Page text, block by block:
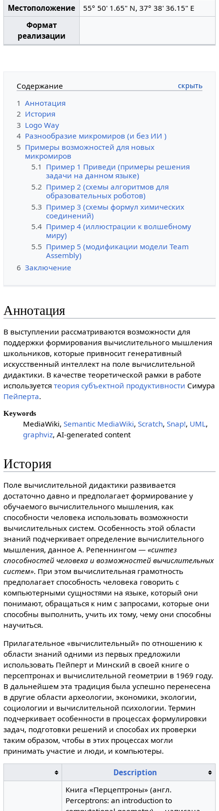
Местоположение
55° 50' 1.65" N, 37° 38' 36.15" E
Формат
реализации
Содержание
1 Аннотация
2 История
3 Logo Way
4 Разнообразие микромиров (и без ИИ )
5 Примеры возможностей для новых
микромиров
5.1 Пример 1 Приведи (примеры решения
задачи на данном языке)
5.2 Пример 2 (схемы алгоритмов для
образовательных роботов)
5.3 Пример 3 (схемы формул химических
соединений)
5.4 Пример 4 (иллюстрации к волшебному
миру)
5.5 Пример 5 (модификации модели Team
Assembly)
6 Заключение
Аннотация
В выступлении рассматриваются возможности для
поддержки формирования вычислительного мышления
школьников, которые привносит генеративный
искусственный интеллект на поле вычислительной
дидактики. В качестве теоретической рамки в работе
используется теория субъектной продуктивности Симура
Пейперта.
Keywords
MediaWiki, Semantic MediaWiki, Scratch, Snap!, UML,
graphviz, AI-generated content
История
Поле вычислительной дидактики развивается
достаточно давно и предполагает формирование у
обучаемого вычислительного мышления, как
способности человека использовать возможности
вычислительных систем. Особенность этой области
знаний подчеркивает определение вычислительного
мышления, данное А. Репеннингом — «синтез
способностей человека и возможностей вычислительных
систем». При этом вычислительная грамотность
предполагает способность человека говорить с
компьютерными сущностями на языке, который они
понимают, обращаться к ним с запросами, которые они
способны выполнить, учить их тому, чему они способны
научиться.
Прилагательное «вычислительный» по отношению к
области знаний одними из первых предложили
использовать Пейперт и Минский в своей книге о
персептронах и вычислительной геометрии в 1969 году.
В дальнейшем эта традиция была успешно перенесена
в другие области археологии, экономики, экологии,
социологии и вычислительной психологии. Термин
подчеркивает особенности в процессах формулировки
задач, подготовки решений и способах их проверки
таким образом, чтобы в этих процессах могли
принимать участие и люди, и компьютеры.
Description
Книга «Перцептроны» (англ.
Perceptrons: an introduction to